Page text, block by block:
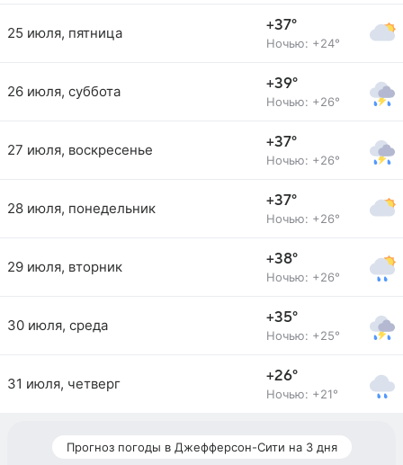
25 июля, пятница +37°
Ночью: +24°
26 июля, суббота +39°
Ночью: +26°
27 июля, воскресенье +37°
Ночью: +26°
28 июля, понедельник +37°
Ночью: +26°
29 июля, вторник +38°
Ночью: +26°
30 июля, среда +35°
Ночью: +25°
31 июля, четверг +26°
Ночью: +21°
Прогноз погоды в Джефферсон-Сити на 3 дня